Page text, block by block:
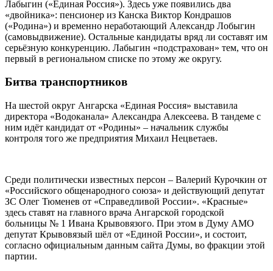
Лабыгин («Единая Россия»). Здесь уже появились два
«двойника»: пенсионер из Канска Виктор Кондрашов
(«Родина») и временно неработающий Александр Лобыгин
(самовыдвижение). Остальные кандидаты вряд ли составят им
серьёзную конкуренцию. Лабыгин «подстрахован» тем, что он
первый в региональном списке по этому же округу.
Битва транспортников
На шестой округ Ангарска «Единая Россия» выставила
директора «Водоканала» Александра Алексеева. В тандеме с
ним идёт кандидат от «Родины» – начальник службы
контроля того же предприятия Михаил Нецветаев.
Среди политически известных персон – Валерий Курочкин от
«Российского общенародного союза» и действующий депутат
ЗС Олег Тюменев от «Справедливой России». «Красные»
здесь ставят на главного врача Ангарской городской
больницы № 1 Ивана Крывовязого. При этом в Думу АМО
депутат Крывовязый шёл от «Единой России», и состоит,
согласно официальным данным сайта Думы, во фракции этой
партии.